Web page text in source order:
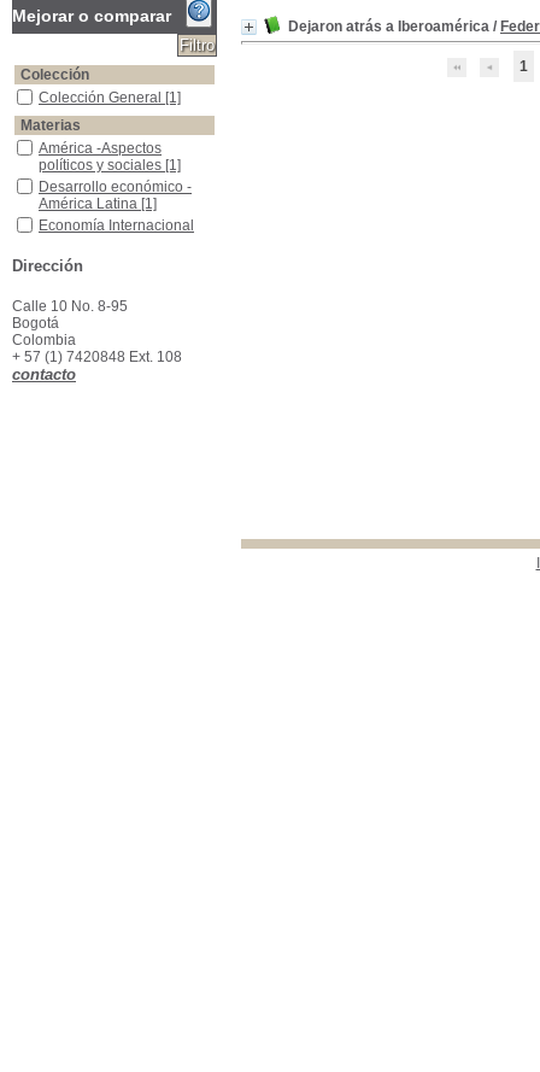
Dejaron atrás a Iberoamérica /
1
Mejorar o comparar
Colección
Colección General
Colección General [1]
Materias
América -Aspectos políticos y sociales
América -Aspectos
políticos y sociales [1]
Desarrollo económico -América Latina
Desarrollo económico -
América Latina [1]
Economía Internacional
Economía Internacional
Política económica -América Hispana
Política económica -
Dirección
Calle 10 No. 8-95
Bogotá
Colombia
+ 57 (1) 7420848 Ext. 108
contacto